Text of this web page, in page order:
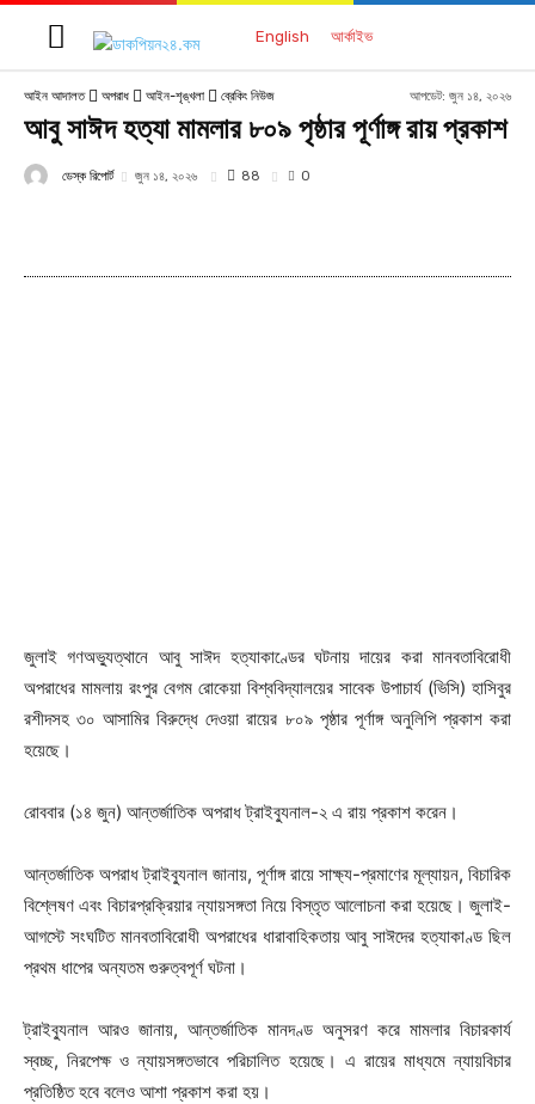
English আর্কাইভ
আইন আদালত অপরাধ আইন-শৃঙ্খলা ব্রেকিং নিউজ আপডেট: জুন ১৪, ২০২৬
আবু সাঈদ হত্যা মামলার ৮০৯ পৃষ্ঠার পূর্ণাঙ্গ রায় প্রকাশ
ডেস্ক রিপোর্ট জুন ১৪, ২০২৬ 88 0
জুলাই গণঅভ্যুত্থানে আবু সাঈদ হত্যাকাণ্ডের ঘটনায় দায়ের করা মানবতাবিরোধী
অপরাধের মামলায় রংপুর বেগম রোকেয়া বিশ্ববিদ্যালয়ের সাবেক উপাচার্য (ভিসি) হাসিবুর
রশীদসহ ৩০ আসামির বিরুদ্ধে দেওয়া রায়ের ৮০৯ পৃষ্ঠার পূর্ণাঙ্গ অনুলিপি প্রকাশ করা
হয়েছে।
রোববার (১৪ জুন) আন্তর্জাতিক অপরাধ ট্রাইব্যুনাল-২ এ রায় প্রকাশ করেন।
আন্তর্জাতিক অপরাধ ট্রাইব্যুনাল জানায়, পূর্ণাঙ্গ রায়ে সাক্ষ্য-প্রমাণের মূল্যায়ন, বিচারিক
বিশ্লেষণ এবং বিচারপ্রক্রিয়ার ন্যায়সঙ্গতা নিয়ে বিস্তৃত আলোচনা করা হয়েছে। জুলাই-
আগস্টে সংঘটিত মানবতাবিরোধী অপরাধের ধারাবাহিকতায় আবু সাঈদের হত্যাকাণ্ড ছিল
প্রথম ধাপের অন্যতম গুরুত্বপূর্ণ ঘটনা।
ট্রাইব্যুনাল আরও জানায়, আন্তর্জাতিক মানদণ্ড অনুসরণ করে মামলার বিচারকার্য
স্বচ্ছ, নিরপেক্ষ ও ন্যায়সঙ্গতভাবে পরিচালিত হয়েছে। এ রায়ের মাধ্যমে ন্যায়বিচার
প্রতিষ্ঠিত হবে বলেও আশা প্রকাশ করা হয়।